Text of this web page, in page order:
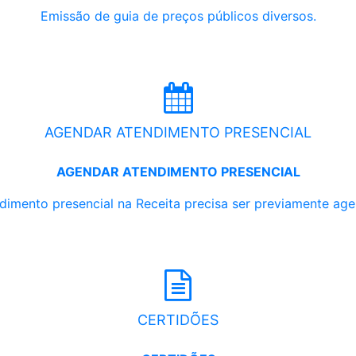
Emissão de guia de preços públicos diversos.
AGENDAR ATENDIMENTO PRESENCIAL
AGENDAR ATENDIMENTO PRESENCIAL
presencial na Receita precisa ser previamente
CERTIDÕES